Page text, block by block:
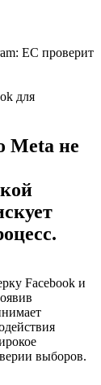
для
Meta не
Facebook и
выборов.